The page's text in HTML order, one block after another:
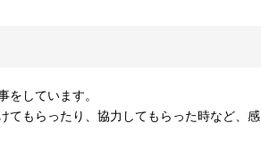
しています。
てもらったり、協力してもらった時など、感